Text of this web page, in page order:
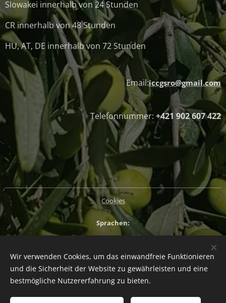
Slowakei innerhalb von 24 Stunden
CR innerhalb von 48 Stunden
HU, AT, DE innerhalb von 72 Stunden
Email:iccgsro@gmail.com
Telefonnummer: +421 902 607 422
Cookies
Sprachen
Slovenčina
Magyar English Deutsch
Währung
EUR €
CZK Kč HUF Ft PLN zł
Wir verwenden Cookies, um das einwandfreie Funktionieren
und die Sicherheit der Website zu gewährleisten und eine
bestmögliche Nutzererfahrung zu bieten.